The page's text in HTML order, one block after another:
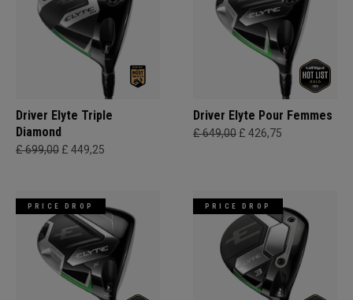
Driver Elyte Triple
Diamond
£ 699,00 £ 449,25
Driver Elyte Pour Femmes
£ 649,00 £ 426,75
PRICE DROP PRICE DROP